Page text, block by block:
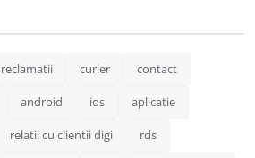
reclamatii curier contact
android ios aplicatie
relatii cu clientii digi rds